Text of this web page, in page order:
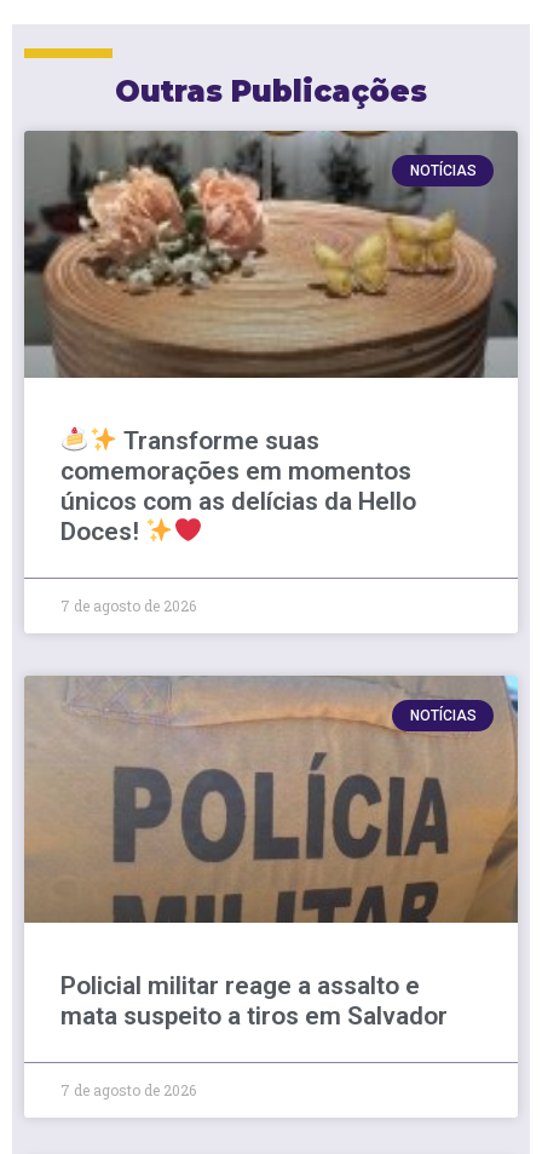
Outras Publicações
NOTÍCIAS
Transforme suas
comemorações em momentos
únicos com as delícias da Hello
Doces!
7 de agosto de 2026
NOTÍCIAS
Policial militar reage a assalto e
mata suspeito a tiros em Salvador
7 de agosto de 2026